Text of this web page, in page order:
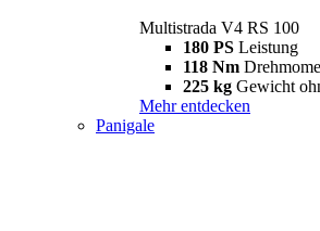
Multistrada V4 RS 100
180 PS Leistung
118 Nm
225 kg Gewicht
Mehr entdecken
Panigale